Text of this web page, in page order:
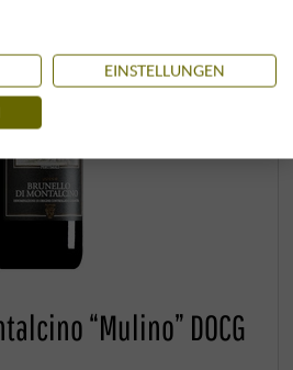
“Mulino” DOCG
EINSTELLUNGEN